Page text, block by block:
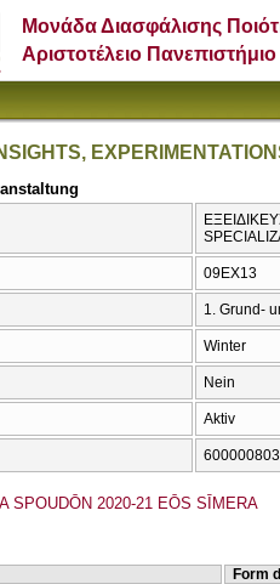
Μονάδα Διασφάλισης
Αριστοτέλειο
09EX13
1. Grund-
Winter
Nein
Aktiv
600000803
SPOUDŌN 2020-21 EŌS SĪMERA
Form